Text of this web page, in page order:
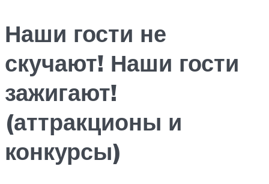
Наши гости не
скучают! Наши гости
зажигают!
(аттракционы и
конкурсы)